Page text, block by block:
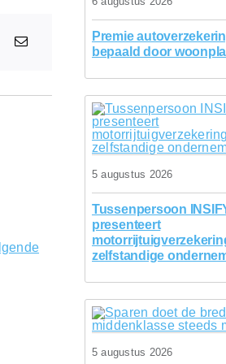
Premie
bepaald door
5 augustus 2026
Tussenpersoon
presenteert
zelfstandige
5 augustus 2026